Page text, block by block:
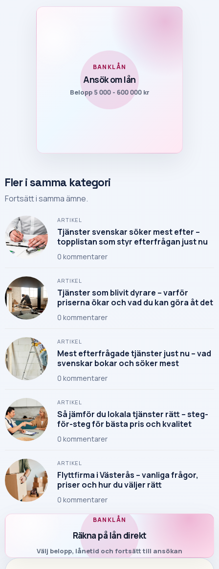
BANKLÅN
Räkna på lån direkt
Välj belopp, lånetid och fortsätt till ansökan
BANKLÅN
Ansök om lån
Belopp 5 000 - 600 000 kr
Fler i samma kategori
Fortsätt i samma ämne.
ARTIKEL
Tjänster svenskar söker mest efter –
topplistan som styr efterfrågan just nu
0 kommentarer
ARTIKEL
Tjänster som blivit dyrare – varför
priserna ökar och vad du kan göra åt det
0 kommentarer
ARTIKEL
Mest efterfrågade tjänster just nu – vad
svenskar bokar och söker mest
0 kommentarer
ARTIKEL
Så jämför du lokala tjänster rätt – steg-
för-steg för bästa pris och kvalitet
0 kommentarer
ARTIKEL
Flyttfirma i Västerås – vanliga frågor,
priser och hur du väljer rätt
0 kommentarer